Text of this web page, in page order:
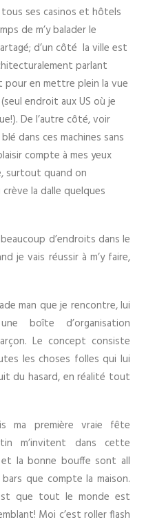
ses casinos et hôtels
de m’y balader le
d’un côté la ville est
parlant
en mettre plein la vue
endroit aux US où je
De l’autre côté, voir
dans ces machines sans
compte à mes yeux
surtout quand on
la dalle quelques
d’endroits dans le
je vais réussir à m’y faire,
man que je rencontre, lui
boîte d’organisation
Le concept consiste
les choses folles qui lui
du hasard, en réalité tout
ma première vraie fête
m’invitent dans cette
et la bonne bouffe sont all
que compte la maison.
que tout le monde est
Moi c’est roller flash